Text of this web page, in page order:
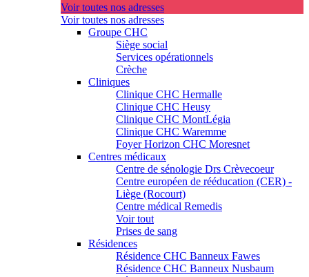
Voir toutes nos adresses
Voir toutes nos adresses
Groupe CHC
Siège social
Services opérationnels
Crèche
Cliniques
Clinique CHC Hermalle
Clinique CHC Heusy
Clinique CHC MontLégia
Clinique CHC Waremme
Foyer Horizon CHC Moresnet
Centres médicaux
Centre de sénologie Drs Crèvecoeur
Centre européen de rééducation (CER) -
Liège (Rocourt)
Centre médical Remedis
Voir tout
Prises de sang
Résidences
Résidence CHC Banneux Fawes
Résidence CHC Banneux Nusbaum